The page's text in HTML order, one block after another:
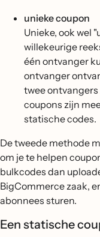
unieke coupon
Unieke, ook wel
willekeurige
één ontvanger
ontvanger
twee
coupons zijn
statische codes.
De tweede methode
om je te helpen
bulkcodes dan
BigCommerce zaak,
abonnees sturen.
Een statische